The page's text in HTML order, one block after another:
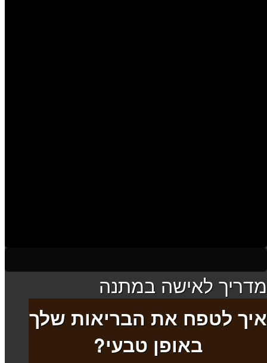
מדריך לאישה במתנה
איך לטפח את הבריאות שלך
באופן טבעי?